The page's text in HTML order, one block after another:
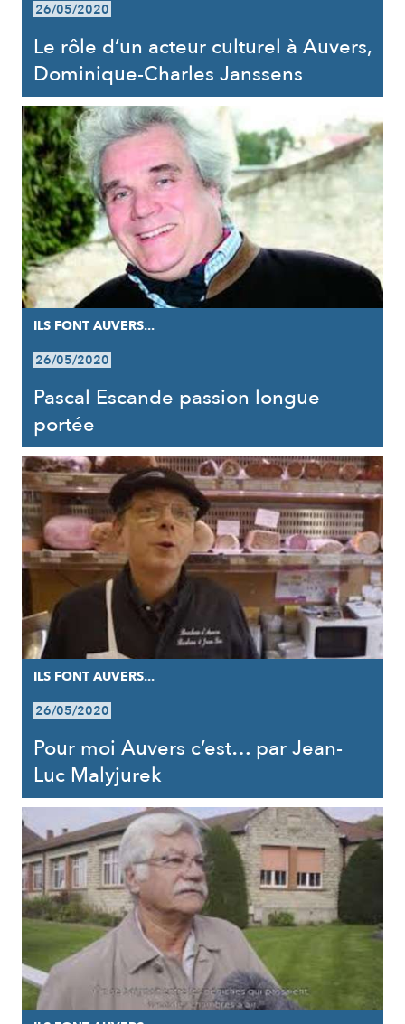
26/05/2020
Le rôle d’un acteur culturel à Auvers,
Dominique-Charles Janssens
ILS FONT AUVERS...
26/05/2020
Pascal Escande passion longue
portée
ILS FONT AUVERS...
26/05/2020
Pour moi Auvers c’est… par Jean-
Luc Malyjurek